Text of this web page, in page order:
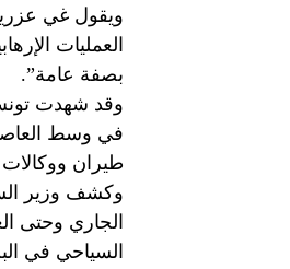
ويقول غي
العمليات
بصفة عامة”.
في وسط
طيران
وكشف وزير
الجاري وحتى
السياحي في